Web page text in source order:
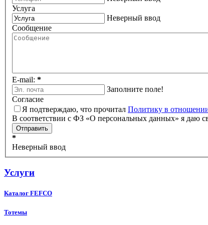
Услуга
Неверный ввод
Сообщение
E-mail: *
Заполните поле!
Согласие
Я подтверждаю, что прочитал Политику в
В соответствии с ФЗ «О персональных данных» я даю
*
Неверный ввод
Услуги
Каталог FEFCO
Тотемы